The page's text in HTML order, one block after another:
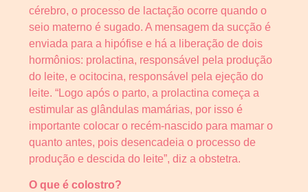
cérebro, o processo de lactação ocorre quando o
seio materno é sugado. A mensagem da sucção é
enviada para a hipófise e há a liberação de dois
hormônios: prolactina, responsável pela produção
do leite, e ocitocina, responsável pela ejeção do
leite. “Logo após o parto, a prolactina começa a
estimular as glândulas mamárias, por isso é
importante colocar o recém-nascido para mamar o
quanto antes, pois desencadeia o processo de
produção e descida do leite”, diz a obstetra.
O que é colostro?